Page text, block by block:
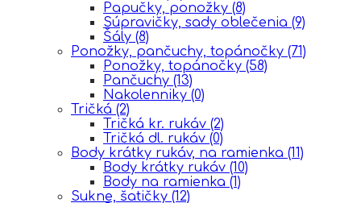
Papučky, ponožky (8)
Súpravičky, sady oblečenia (9)
Šály (8)
Ponožky, pančuchy, topánočky (71)
Ponožky, topánočky (58)
Pančuchy (13)
Nakolenniky (0)
Tričká (2)
Tričká kr. rukáv (2)
Tričká dl. rukáv (0)
Body krátky rukáv, na ramienka (11)
Body krátky rukáv (10)
Body na ramienka (1)
Sukne, šatičky (12)